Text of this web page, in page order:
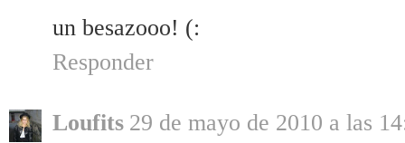
un besazooo! (:
Responder
Loufits 29 de mayo de 2010 a las